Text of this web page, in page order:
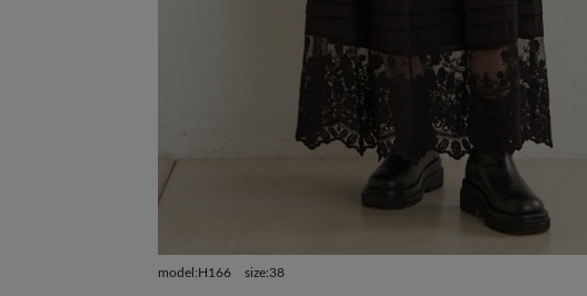
model:H166 size:38